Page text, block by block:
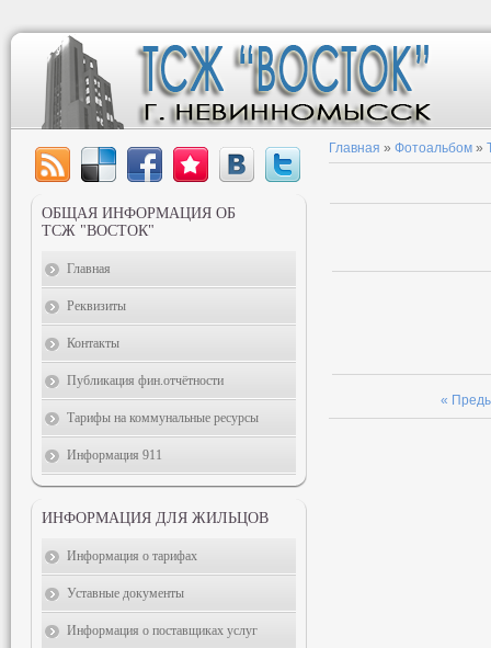
Главная » Фотоальбом »
«
ОБЩАЯ ИНФОРМАЦИЯ ОБ
ТСЖ "ВОСТОК"
Главная
Реквизиты
Контакты
Публикация фин.отчётности
Тарифы на коммунальные ресурсы
Информация 911
ИНФОРМАЦИЯ ДЛЯ ЖИЛЬЦОВ
Информация о тарифах
Уставные документы
Информация о поставщиках услуг